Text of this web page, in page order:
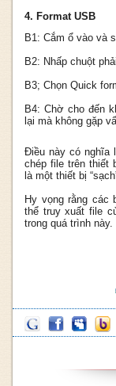
4. Format USB
B1: Cắm ổ vào và
B2: Nhấp chuột
B3; Chọn Quick
B4: Chờ cho đến
lại mà không gặp
Điều này có nghĩa
chép file trên thiết
là một thiết bị
Hy vọng rằng
thể truy xuất file
trong quá trình này.